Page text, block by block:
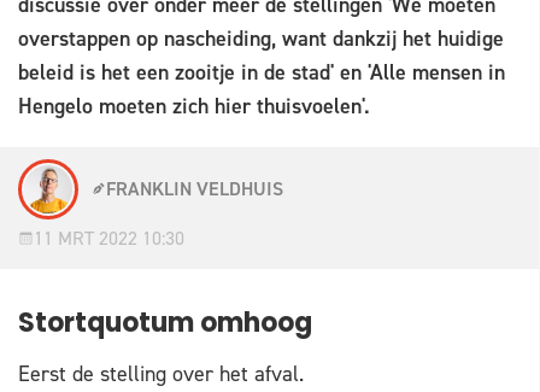
overstappen op nascheiding, want dankzij het huidige
beleid is het een zooitje in de stad' en 'Alle mensen in
Hengelo moeten zich hier thuisvoelen'.
FRANKLIN VELDHUIS
11 MRT 2022 10:30
Stortquotum omhoog
Eerst de stelling over het afval.